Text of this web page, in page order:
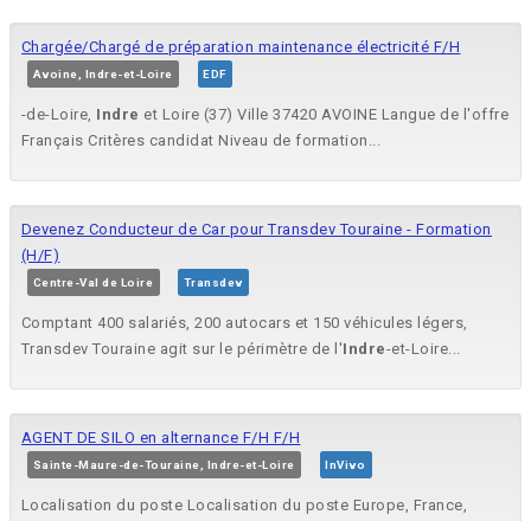
Chargée/Chargé de préparation maintenance électricité F/H
Avoine, Indre-et-Loire EDF
-de-Loire, Indre et Loire (37) Ville 37420 AVOINE Langue de l'offre
Français Critères candidat Niveau de formation...
Devenez Conducteur de Car pour Transdev Touraine - Formation
(H/F)
Centre-Val de Loire Transdev
Comptant 400 salariés, 200 autocars et 150 véhicules légers,
Transdev Touraine agit sur le périmètre de l'Indre-et-Loire...
AGENT DE SILO en alternance F/H F/H
Sainte-Maure-de-Touraine, Indre-et-Loire InVivo
Localisation du poste Localisation du poste Europe, France,